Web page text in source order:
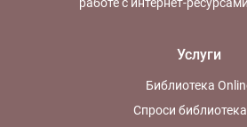
работе с интернет-
Услуги
Библиотека
Спроси